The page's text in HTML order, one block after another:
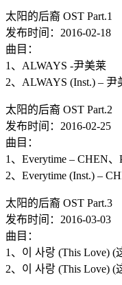
太阳的后裔 OST Part.1
发布时间：2016-02-18
曲目：
1、ALWAYS -尹美莱
2、ALWAYS (Inst.) – 尹
太阳的后裔 OST Part.2
发布时间：2016-02-25
曲目：
1、Everytime – CHEN、
2、Everytime (Inst.) –
太阳的后裔 OST Part.3
发布时间：2016-03-03
曲目：
1、이 사랑 (This Love)
2、이 사랑 (This Love)